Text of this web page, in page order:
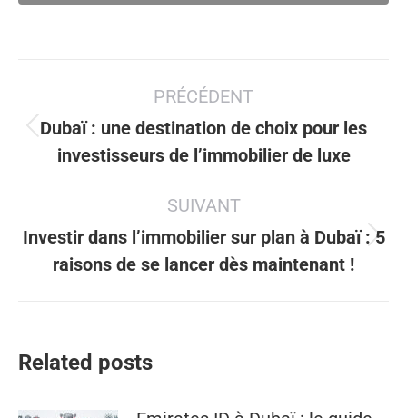
article
PRÉCÉDENT
Article
précédent
Dubaï : une destination de choix pour les
investisseurs de l’immobilier de luxe
SUIVANT
Article
suivant
Investir dans l’immobilier sur plan à Dubaï : 5
raisons de se lancer dès maintenant !
Related posts